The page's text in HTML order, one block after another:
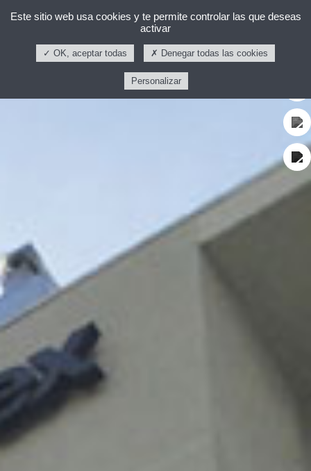
Este sitio web usa cookies y te permite controlar las que deseas
activar
OK, aceptar todas Denegar todas las cookies
Personalizar